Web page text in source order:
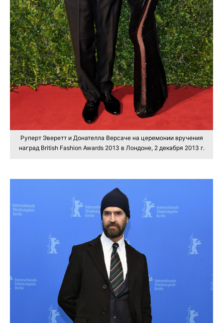
Руперт Эверетт и Донателла Версаче на церемонии вручения
наград British Fashion Awards 2013 в Лондоне, 2 декабря 2013 г.